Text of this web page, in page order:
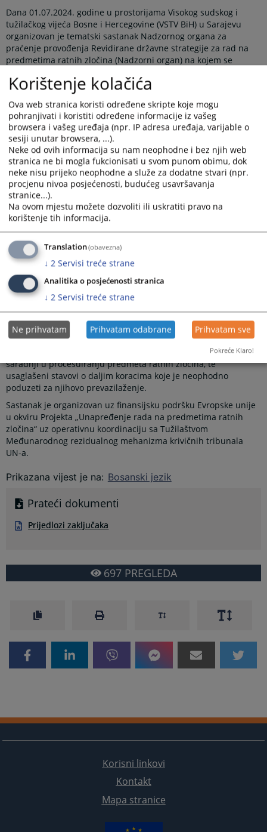
Dana 01.07.2024. godine u prostorijama Visokog sudskog i
tužilačkog vijeća Bosne i Hercegovine (VSTV BiH) u Sarajevu
organizovan je tematski sastanak Nadzornog organa za
praćenje provođenja Revidirane državne strategije za rad na
predmetima ratnih zločina (Nadzorni organ) na kojem se
pomoći u predmetima ratnih zločina, odnosno pitanju
rješavanja predmeta ratnih zločina putem mehanizama
regionalne saradnje.
Uz članove Nadzornog organa na čelu sa predsjedavajućim
Halilom Lagumdžijom, učešće na ovom sastanku su uzeli
predstavnici najviših sudova i tužilaštava Bosne i Hercegovine
nadležni za procesuiranje predmeta ratnih zločina, kao i
delegacija Međunarodnog rezidualnog mehanizma za krivične
sudove predvođena gospodinom Kevin C. Hughes, zamjenikom
glavnog tužioca Serge Brammertz-a.
Nadzorni organ je u proteklom periodu, posebnu pažnju
posvetio razmatranju strateškog cilja VII Državne strategije
“Poboljšati ostvarenu saradnju sa zemljama u regiji po pitanju
predmeta ratnih zločina u cilju napretka u cijelom regionu”.
Imajući u vidu broj nerješivih predmeta/nedostupnih lica pred
sudovima i tužilaštvima u Bosni i Hercegovini u predmetima
ratnih zločina zaključno sa 2023. godinom, Nadzorni organ je
konstatovao nužnost unaprijeđenja funkcionisanja postojećih i
iznalaženja novih mehanizama regionalne saradnje. S tim u
vezi, iskazana je potreba za održavanjem ovog tematskog
sastanka.
Na sastanku su detektovani ključni problemi u regionalnoj
saradnji u procesuiranju predmeta ratnih zločina, te
usaglašeni stavovi o daljim koracima koje je neophodno
poduzeti za njihovo prevazilaženje.
Sastanak je organizovan uz finansijsku podršku Evropske unije
u okviru Projekta „Unapređenje rada na predmetima ratnih
zločina“ uz operativnu koordinaciju sa Tužilaštvom
Međunarodnog rezidualnog mehanizma krivičnih tribunala
UN-a.
Prikazana vijest je na: Bosanski jezik
Prateći dokumenti
Prijedlozi zaključaka
697PREGLEDA
Korisni linkovi
Kontakt
Mapa stranice
Korištenje kolačića
Ova web stranica koristi određene skripte koje mogu
pohranjivati i koristiti određene informacije iz vašeg
browsera i vašeg uređaja (npr. IP adresa uređaja, varijable o
sesiji unutar browsera, ...).
Neke od ovih informacija su nam neophodne i bez njih web
stranica ne bi mogla fukcionisati u svom punom obimu, dok
neke nisu prijeko neophodne a služe za dodatne stvari (npr.
procjenu nivoa posjećenosti, budućeg usavršavanja
stranice...).
Na ovom mjestu možete dozvoliti ili uskratiti pravo na
korištenje tih informacija.
Translation(obavezna)
↓ 2 Servisi treće strane
Analitika o posjećenosti stranica
↓ 2 Servisi treće strane
Ne prihvatam Prihvatam odabrane Prihvatam sve
Pokreće Klaro!